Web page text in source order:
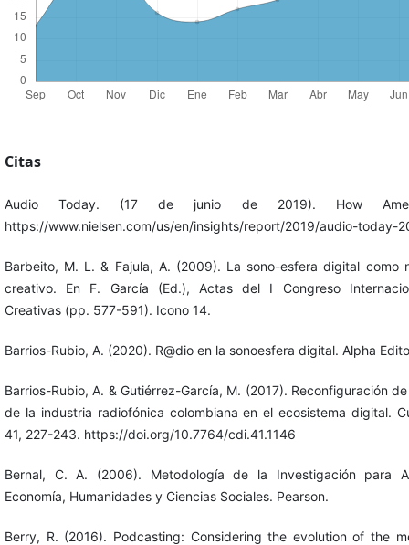
Citas
Audio Today. (17 de junio de 2019). How
https://www.nielsen.com/us/en/insights/report/2019/audio-today-
Barbeito, M. L. & Fajula, A. (2009). La sono-esfera digital como
creativo. En F. García (Ed.), Actas del I Congreso
Creativas (pp. 577-591). Icono 14.
Barrios-Rubio, A. (2020). R@dio en la sonoesfera digital. Alpha
Barrios-Rubio, A. & Gutiérrez-García, M. (2017). Reconfiguración
de la industria radiofónica colombiana en el ecosistema digital.
41, 227-243. https://doi.org/10.7764/cdi.41.1146
Bernal, C. A. (2006). Metodología de la Investigación para
Economía, Humanidades y Ciencias Sociales. Pearson.
Berry, R. (2016). Podcasting: Considering the evolution of the